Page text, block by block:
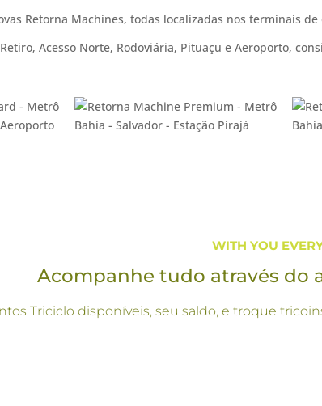
Retorna Machines, todas localizadas nos terminais
Acesso Norte, Rodoviária, Pituaçu e Aeroporto,
WITH YOU
Acompanhe tudo através do
Triciclo disponíveis, seu saldo, e troque